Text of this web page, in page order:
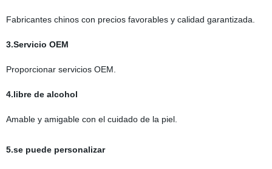
Fabricantes chinos con precios favorables y calidad garantizada.
3.Servicio OEM
Proporcionar servicios OEM.
4.libre de alcohol
Amable y amigable con el cuidado de la piel.
5.se puede personalizar